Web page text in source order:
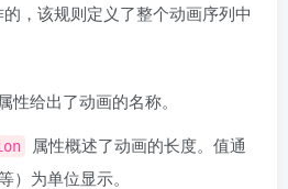
，该规则定义了整个动画序列中
属性给出了动画的名称。
属性概述了动画的长度。值通
）为单位显示。